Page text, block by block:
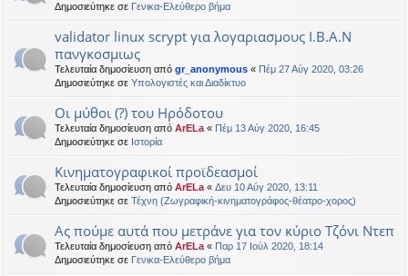
Δημοσιεύτηκε σε Γενικα-Ελεύθερο βήμα
validator linux scrypt για λογαριασμους Ι.Β.Α.Ν
πανγκοσμιως
Τελευταία δημοσίευση από gr_anonymous « Πέμ 27 Αύγ 2020, 03:26
Δημοσιεύτηκε σε Υπολογιστές και Διαδίκτυο
Οι μύθοι (?) του Ηρόδοτου
Τελευταία δημοσίευση από ArELa « Πέμ 13 Αύγ 2020, 16:45
Δημοσιεύτηκε σε Ιστορία
Κινηματογραφικοί προϊδεασμοί
Τελευταία δημοσίευση από ArELa « Δευ 10 Αύγ 2020, 13:11
Δημοσιεύτηκε σε Τέχνη (Ζωγραφική-κινηματογράφος-θέατρο-χορος)
Ας πούμε αυτά που μετράνε για τον κύριο Τζόνι Ντεπ
Τελευταία δημοσίευση από ArELa « Παρ 17 Ιούλ 2020, 18:14
Δημοσιεύτηκε σε Γενικα-Ελεύθερο βήμα